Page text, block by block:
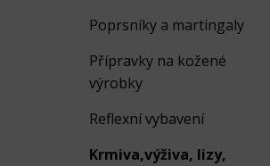
Poprsníky a martingaly
Přípravky na kožené
výrobky
Reflexní vybavení
Krmiva,výživa, lizy,